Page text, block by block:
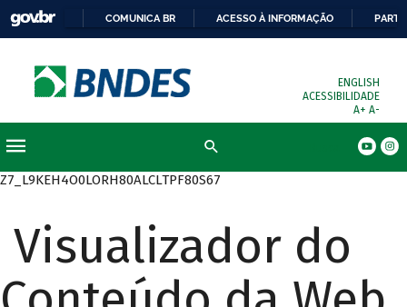
COMUNICA BR ACESSO À INFORMAÇÃO
ENGLISH
ACESSIBILIDADE
A+ A-
Z7_L9KEH4O0LORH80ALCLTPF80S67
Visualizador do